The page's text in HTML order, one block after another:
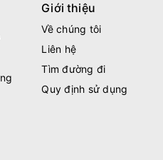
Giới thiệu
Về chúng tôi
Liên hệ
Tìm đường đi
Quy định sử dụng